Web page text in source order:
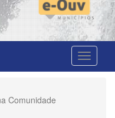
Comunidade